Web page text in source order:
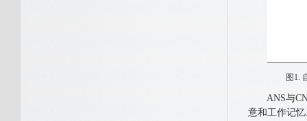
图1.
ANS与CNS
意和工作记